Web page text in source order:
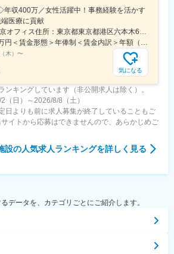
の定める業務
年収400万／女性活躍中！事務経験を活かす
医療に貢献
＜勤務地詳細＞東京オフィス住所：東京都東京都港区六本木6-15-1 勤務地最寄駅：東京メトロ 日比谷線／六本木駅受動喫煙対策：屋内全面禁煙変更の範囲：会社の定める事業所
＜予定年収＞400万円＜賃金形態＞年俸制＜賃金内訳＞年額（基本給）：3,108,920円固定残業手当/月：74,490円（固定残業時間40時間0分/月）超過した時間外労働の残業手当は追加支給＜月額＞333,566円（12分割）（一律手当を含む）＜昇給有無＞有＜残業手当＞有＜給与補足＞※固定残業代制、超過分別途支給賃金はあくまでも目安の金額であり、選考を通じて上下する可能性があります。月給(月額)は固定手当を含めた表記です。
木） 〜
気になる
ンキングしています（非公開求人は除く）。
（日）～2026/8/8（土）
日よりも前に求人募集が終了していることもご
イトから応募はできませんので、あらかじめご
設の人気求人ランキングを詳しく見る
データを、カテゴリごとにご紹介します。